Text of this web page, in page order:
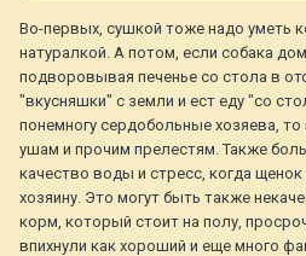
Во-первых, сушкой тоже надо уметь
натуралкой. А потом, если собака
подворовывая печенье со стола в
"вкусняшки" с земли и ест еду "со
понемногу сердобольные хозяева,
ушам и прочим прелестям. Также
качество воды и стресс, когда
хозяину. Это могут быть также
корм, который стоит на полу,
впихнули как хороший и еще много